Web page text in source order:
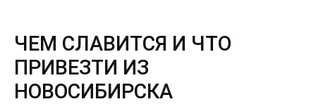
ЧЕМ СЛАВИТСЯ И ЧТО
ПРИВЕЗТИ ИЗ
НОВОСИБИРСКА